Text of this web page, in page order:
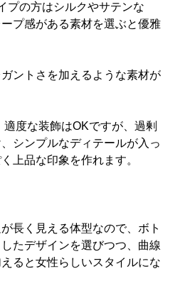
プの方はシルクやサテンな
プ感がある素材を選ぶと優雅
ントさを加えるような素材が
度な装飾はOKですが、過剰
シンプルなディテールが入っ
上品な印象を作れます。
長く見える体型なので、ボト
たデザインを選びつつ、曲線
ると女性らしいスタイルにな